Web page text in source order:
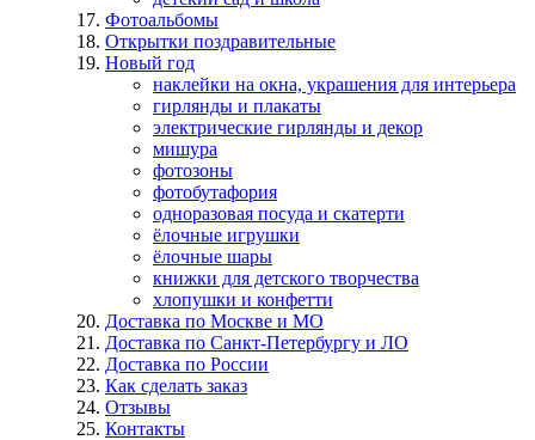
Фотоальбомы
Открытки поздравительные
Новый год
наклейки на окна, украшения для интерьера
гирлянды и плакаты
электрические гирлянды и декор
мишура
фотозоны
фотобутафория
одноразовая посуда и скатерти
ёлочные игрушки
ёлочные шары
книжки для детского творчества
хлопушки и конфетти
Доставка по Москве и МО
Доставка по Санкт-Петербургу и ЛО
Доставка по России
Как сделать заказ
Отзывы
Контакты